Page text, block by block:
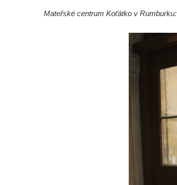
Mateřské centrum Koťátko v Rumburku: